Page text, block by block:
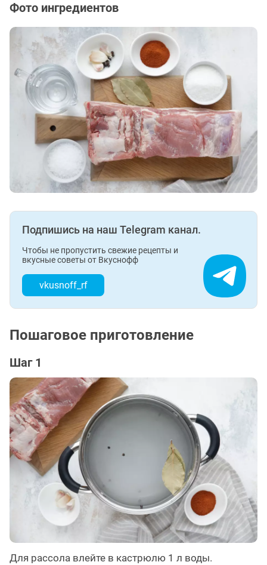
Фото ингредиентов
Подпишись на наш Telegram канал.
Чтобы не пропустить свежие рецепты и
вкусные советы от Вкуснофф
vkusnoff_rf
Пошаговое приготовление
Шаг 1
Для рассола влейте в кастрюлю 1 л воды.